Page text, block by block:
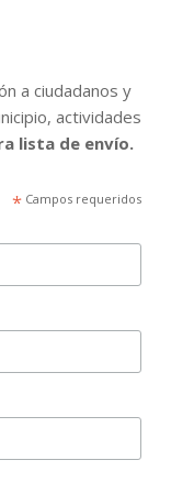
a ciudadanos y
actividades
lista de envío.
* Campos requeridos